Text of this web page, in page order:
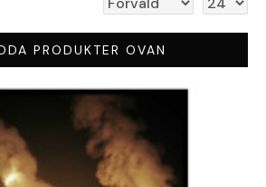
PRODUKTER OVAN